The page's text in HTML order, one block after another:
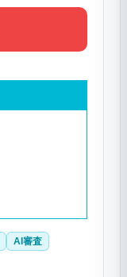
AI審査